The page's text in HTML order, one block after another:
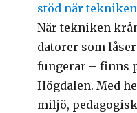
stöd när
När tekniken
datorer som
fungerar – finns
Högdalen. Med
miljö,